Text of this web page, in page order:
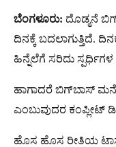
ಬೆಂಗಳೂರು: ದೊಡ್ಮನೆ
ದಿನಕ್ಕೆ ಬದಲಾಗುತ್ತಿದೆ.
ಹಿನ್ನೆಲೆಗೆ ಸರಿದು
ಹಾಗಾದರೆ ಬಿಗ್‌ಬಾಸ್‌
ಎಂಬುವುದರ ಕಂಪ್ಲೀಟ್
ಹೊಸ ಹೊಸ ರೀತಿಯ